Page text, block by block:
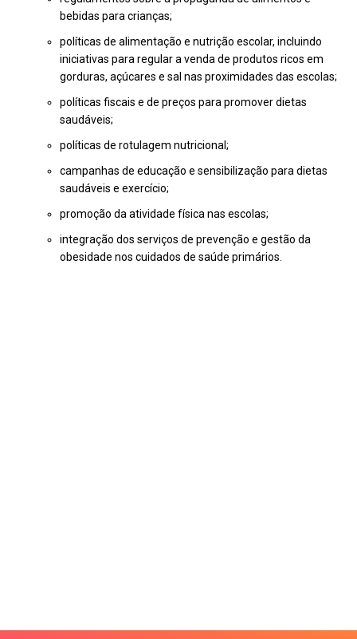
bebidas para crianças;
políticas de alimentação e nutrição escolar, incluindo
iniciativas para regular a venda de produtos ricos em
gorduras, açúcares e sal nas proximidades das escolas;
políticas fiscais e de preços para promover dietas
saudáveis;
políticas de rotulagem nutricional;
campanhas de educação e sensibilização para dietas
saudáveis ​​e exercício;
promoção da atividade física nas escolas;
integração dos serviços de prevenção e gestão da
obesidade nos cuidados de saúde primários.